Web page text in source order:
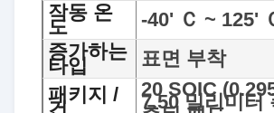
작동 온
도
-40' Ｃ ~ 125'
증가하는
타입
표면 부착
패키지 /
20 SOIC
7.50 밀리미터